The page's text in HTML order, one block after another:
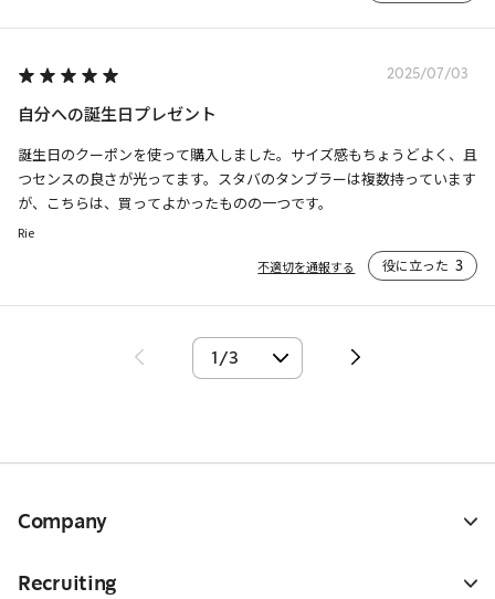
2025/07/03
自分への誕生日プレゼント
誕生日のクーポンを使って購入しました。サイズ感もちょうどよく、且
つセンスの良さが光ってます。スタバのタンブラーは複数持っています
が、こちらは、買ってよかったものの一つです。
Rie
不適切を通報する
役に立った 3
Company
Recruiting